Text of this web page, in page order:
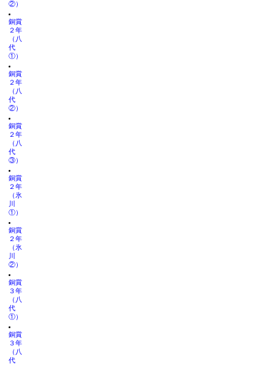
②）
銅賞
２年
（八
代
①）
銅賞
２年
（八
代
②）
銅賞
２年
（八
代
③）
銅賞
２年
（氷
川
①）
銅賞
２年
（氷
川
②）
銅賞
３年
（八
代
①）
銅賞
３年
（八
代